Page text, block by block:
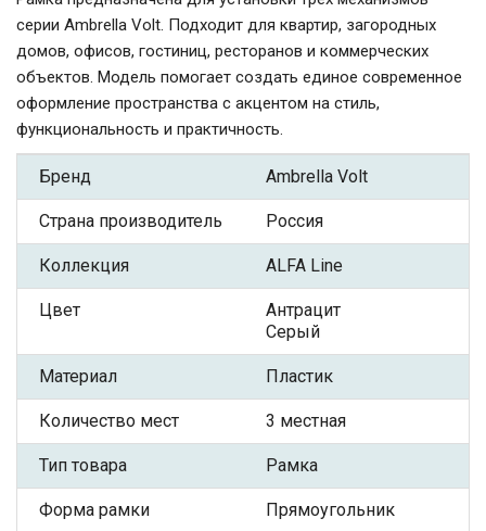
серии Ambrella Volt. Подходит для квартир, загородных
домов, офисов, гостиниц, ресторанов и коммерческих
объектов. Модель помогает создать единое современное
оформление пространства с акцентом на стиль,
функциональность и практичность.
Бренд Ambrella Volt
Страна производитель Россия
Коллекция ALFA Line
Цвет
Антрацит
Серый
Материал Пластик
Количество мест 3 местная
Тип товара Рамка
Форма рамки Прямоугольник